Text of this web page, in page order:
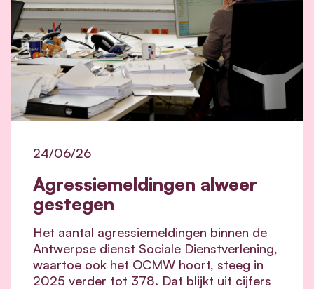
Agressiemeldingen alweer
gestegen
24/06/26
Het aantal agressiemeldingen binnen de
Antwerpse dienst Sociale Dienstverlening,
waartoe ook het OCMW hoort, steeg in
2025 verder tot 378. Dat blijkt uit cijfers